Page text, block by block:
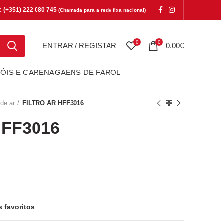
(+351) 222 080 745 (Chamada para a rede fixa nacional)
ENTRAR / REGISTAR 0 0 0.00€
E CARENAGAENS DE FAROL
ar FILTRO AR HFF3016
favoritos